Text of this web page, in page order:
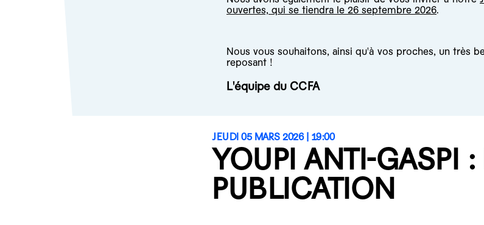
ouvertes, qui se tiendra le 26 septembre 2026.
Nous vous souhaitons, ainsi qu'à vos proches, un très
reposant !
L'équipe du CCFA
JEUDI 05 MARS 2026 | 19:00
YOUPI ANTI-GASPI
PUBLICATION